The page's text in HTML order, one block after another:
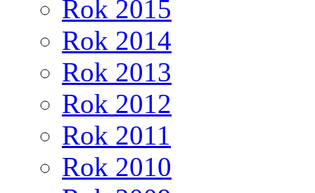
Rok 2015
Rok 2014
Rok 2013
Rok 2012
Rok 2011
Rok 2010